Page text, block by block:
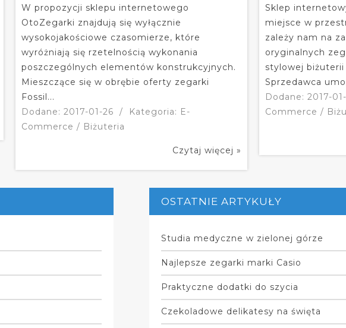
W propozycji sklepu internetowego
OtoZegarki znajdują się wyłącznie
wysokojakościowe czasomierze, które
wyróżniają się rzetelnością wykonania
poszczególnych elementów konstrukcyjnych.
Mieszczące się w obrębie oferty zegarki
Fossil...
Dodane: 2017-01-26
/
Kategoria: E-
Commerce / Biżuteria
Czytaj więcej »
Sklep
miejsce w
zależy nam na
oryginalnych
stylowej
Sprzedawca
Dodane: 2017-
Commerce /
OSTATNIE ARTYKUŁY
Studia medyczne w zielonej górze
Najlepsze zegarki marki Casio
Praktyczne dodatki do szycia
Czekoladowe delikatesy na święta